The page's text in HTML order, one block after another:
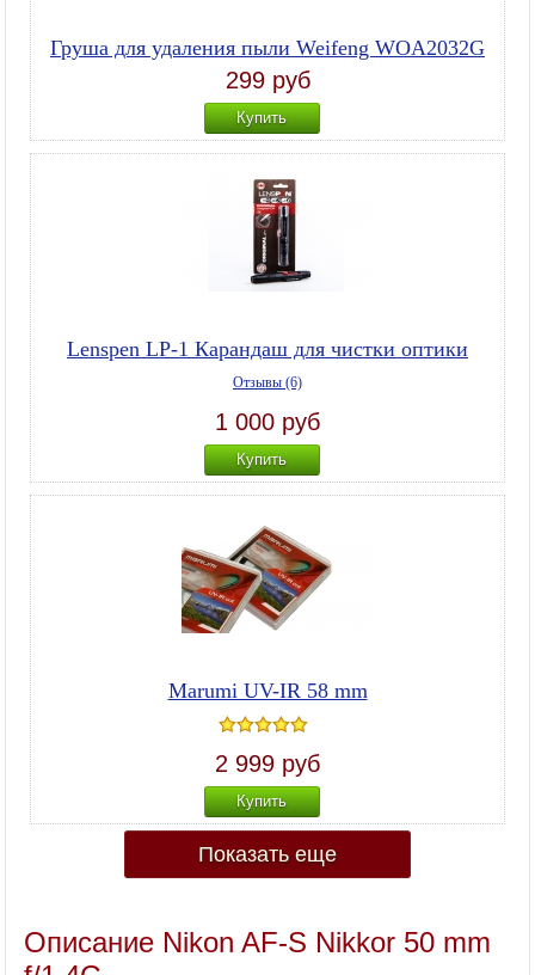
Груша для удаления пыли Weifeng WOA2032G
299 руб
Купить
Lenspen LP-1 Карандаш для чистки оптики
Отзывы (6)
1 000 руб
Купить
Marumi UV-IR 58 mm
2 999 руб
Купить
Показать еще
Описание Nikon AF-S Nikkor 50 mm